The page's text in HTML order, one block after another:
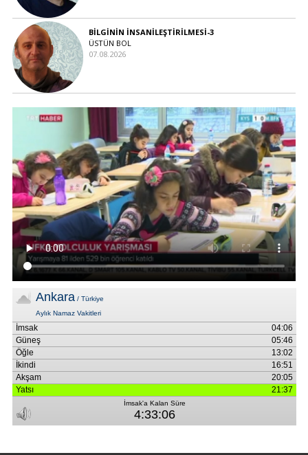
BİLGİNİN İNSANİLEŞTİRİLMESİ-3
ÜSTÜN BOL
07.08.2026